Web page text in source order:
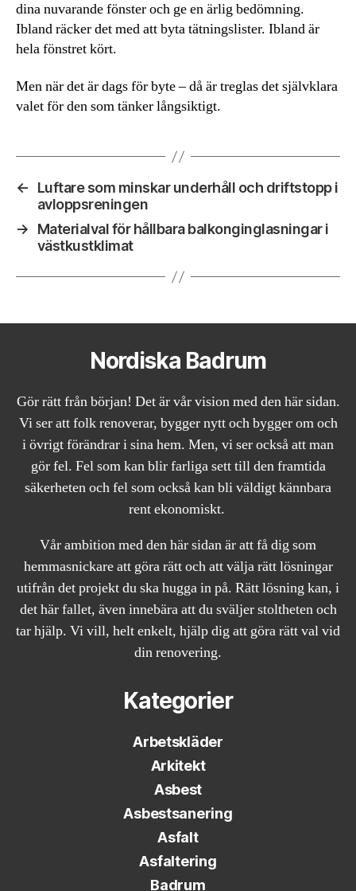
dina nuvarande fönster och ge en ärlig bedömning.
Ibland räcker det med att byta tätningslister. Ibland är
hela fönstret kört.
Men när det är dags för byte – då är treglas det självklara
valet för den som tänker långsiktigt.
←
Luftare som minskar underhåll och driftstopp i
avloppsreningen
→
Materialval för hållbara balkonginglasningar i
västkustklimat
Nordiska Badrum
Gör rätt från början! Det är vår vision med den här sidan.
Vi ser att folk renoverar, bygger nytt och bygger om och
i övrigt förändrar i sina hem. Men, vi ser också att man
gör fel. Fel som kan blir farliga sett till den framtida
säkerheten och fel som också kan bli väldigt kännbara
rent ekonomiskt.
Vår ambition med den här sidan är att få dig som
hemmasnickare att göra rätt och att välja rätt lösningar
utifrån det projekt du ska hugga in på. Rätt lösning kan, i
det här fallet, även innebära att du sväljer stoltheten och
tar hjälp. Vi vill, helt enkelt, hjälp dig att göra rätt val vid
din renovering.
Kategorier
Arbetskläder
Arkitekt
Asbest
Asbestsanering
Asfalt
Asfaltering
Badrum